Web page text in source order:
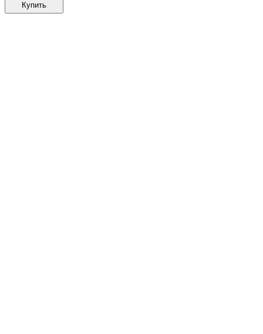
Купить